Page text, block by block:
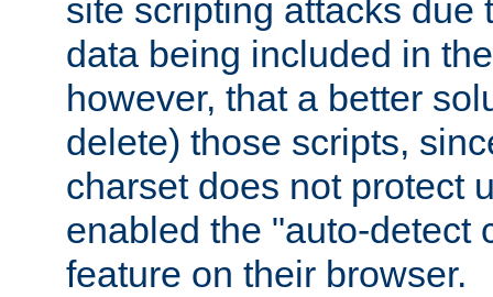
site scripting attacks due
data being included in
however, that a better
delete) those scripts,
charset does not protect
enabled the "auto-detect
feature on their browser.